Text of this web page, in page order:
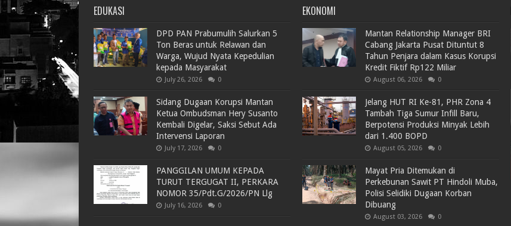
EDUKASI
DPD PAN Prabumulih Salurkan 5
Ton Beras untuk Relawan dan
Warga, Wujud Nyata Kepedulian
kepada Masyarakat
July 26, 2026 0
Sidang Dugaan Korupsi Mantan
Ketua Ombudsman Hery Susanto
Kembali Digelar, Saksi Sebut Ada
Intervensi Laporan
July 17, 2026 0
PANGGILAN UMUM KEPADA
TURUT TERGUGAT II, PERKARA
NOMOR 35/Pdt.G/2026/PN Llg
July 16, 2026 0
EKONOMI
Mantan Relationship Manager BRI
Cabang Jakarta Pusat Dituntut 8
Tahun Penjara dalam Kasus Korupsi
Kredit Fiktif Rp122 Miliar
August 06, 2026 0
Jelang HUT RI Ke-81, PHR Zona 4
Tambah Tiga Sumur Infill Baru,
Berpotensi Produksi Minyak Lebih
dari 1.400 BOPD
August 05, 2026 0
Mayat Pria Ditemukan di
Perkebunan Sawit PT Hindoli Muba,
Polisi Selidiki Dugaan Korban
Dibuang
August 03, 2026 0